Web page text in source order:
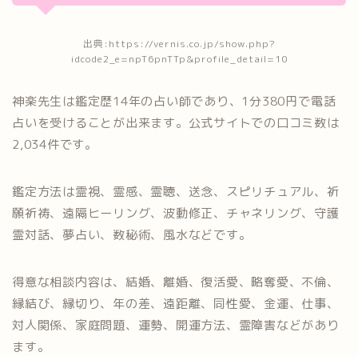
出典:https://vernis.co.jp/show.php?
idcode2_e=npT6pnTTp&profile_detail=10
神楽先生は鑑定歴14年の占い師であり、1分380円で電話
占いを受けることが出来ます。公式サイトでの口コミ数は
2,034件です。
鑑定方法は霊視、霊感、霊聴、送念、スピリチュアル、祈
願祈祷、遠隔ヒーリング、波動修正、チャネリング、守護
霊対話、夢占い、数秘術、風水などです。
得意な相談内容は、結婚、離婚、復活愛、略奪愛、不倫、
縁結び、縁切り、年の差、遠距離、同性愛、金運、仕事、
対人関係、家庭問題、運勢、開運方法、霊障害などがあり
ます。